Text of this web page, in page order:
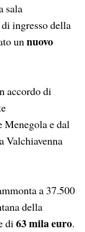
sala
ingresso della
unnuovo
accordo di
Menegola e dal
Valchiavenna
a 37.500
della
di63 mila euro.